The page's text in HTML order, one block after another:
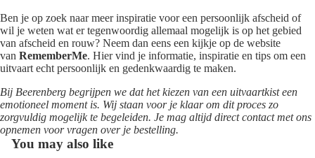
Ben je op zoek naar meer inspiratie voor een persoonlijk afscheid of
wil je weten wat er tegenwoordig allemaal mogelijk is op het gebied
van afscheid en rouw? Neem dan eens een kijkje op de website
van RememberMe. Hier vind je informatie, inspiratie en tips om een
uitvaart echt persoonlijk en gedenkwaardig te maken.
Bij Beerenberg begrijpen we dat het kiezen van een uitvaartkist een
emotioneel moment is. Wij staan voor je klaar om dit proces zo
zorgvuldig mogelijk te begeleiden. Je mag altijd direct contact met ons
opnemen voor vragen over je bestelling.
You may also like